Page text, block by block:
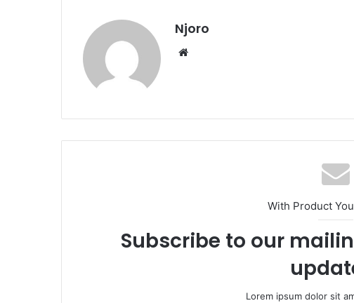
Njoro
Website
With Product
Subscribe to our
Lorem ipsum dolor sit